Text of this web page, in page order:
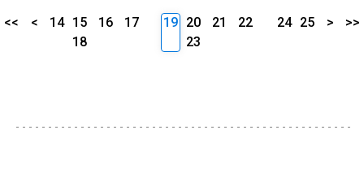
<< < 14 15 16
17
18
19 20 21
22
23
24 25 > >>